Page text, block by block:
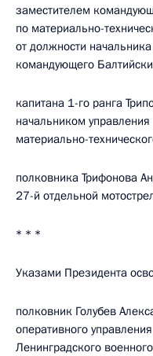
заместителем
по материально-
от должности
командующего
капитана 1-го ранга
начальником
материально-
полковника Трифонова
27-й отдельной
* * *
Указами Президента
полковник Голубев
оперативного
Ленинградского